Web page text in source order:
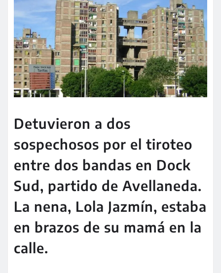
Detuvieron a dos
sospechosos por el tiroteo
entre dos bandas en Dock
Sud, partido de Avellaneda.
La nena, Lola Jazmín, estaba
en brazos de su mamá en la
calle.